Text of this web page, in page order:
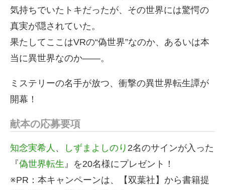
気持ちでいたトキだったが、その世界には驚愕の
真実が隠されていた。
果たしてここはVRの“偽世界”なのか、あるいは本
当に異世界なのか――。
ミステリーの名手が放つ、衝撃の異世界転生譚が
開幕！
献本の応募要項
知念実希人 、 しずまよしのり 2名のサインが入った
『偽世界転生 』を20名様にプレゼント！
※PR：本キャンペーンは、【双葉社】から書籍提